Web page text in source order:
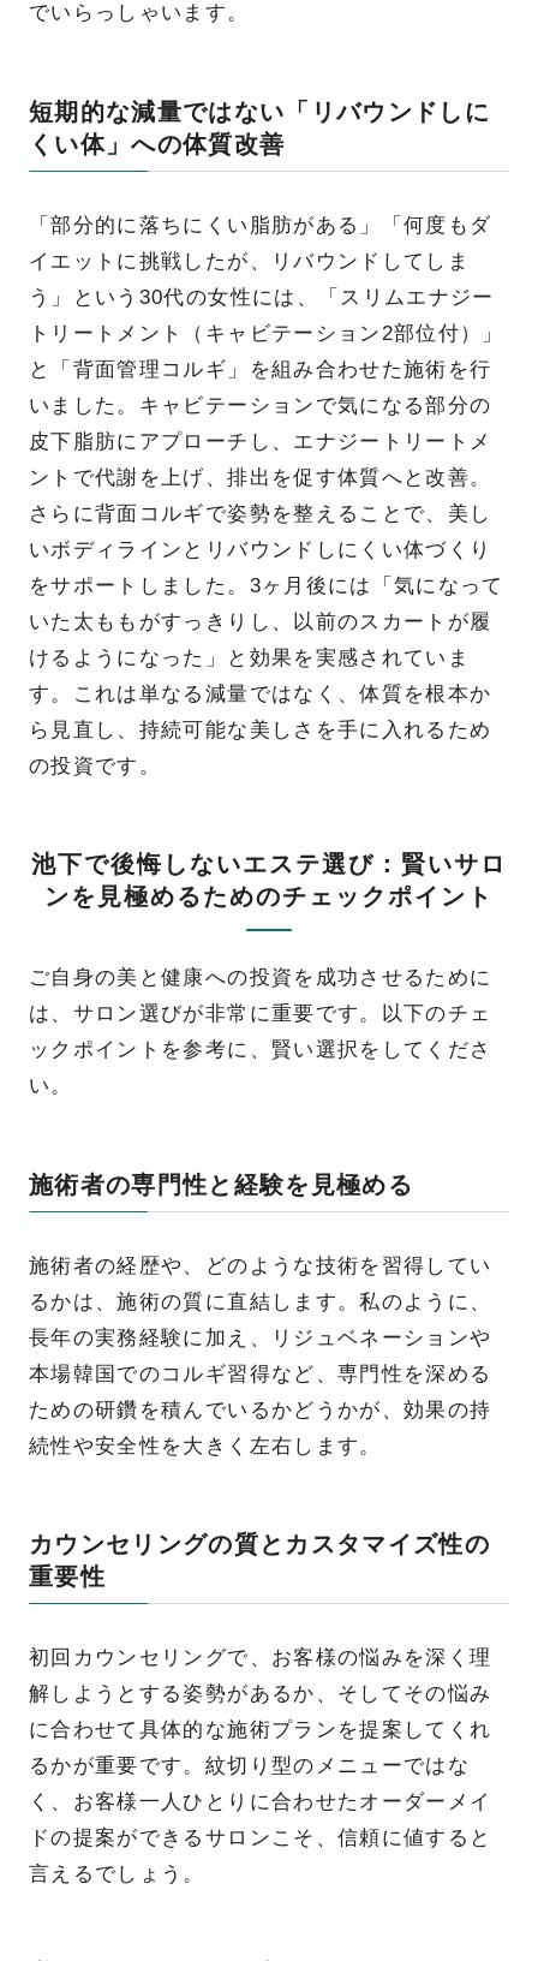
でいらっしゃいます。
短期的な減量ではない「リバウンドしに
くい体」への体質改善
「部分的に落ちにくい脂肪がある」「何度もダ
イエットに挑戦したが、リバウンドしてしま
う」という30代の女性には、「スリムエナジー
トリートメント（キャビテーション2部位付）」
と「背面管理コルギ」を組み合わせた施術を行
いました。キャビテーションで気になる部分の
皮下脂肪にアプローチし、エナジートリートメ
ントで代謝を上げ、排出を促す体質へと改善。
さらに背面コルギで姿勢を整えることで、美し
いボディラインとリバウンドしにくい体づくり
をサポートしました。3ヶ月後には「気になって
いた太ももがすっきりし、以前のスカートが履
けるようになった」と効果を実感されていま
す。これは単なる減量ではなく、体質を根本か
ら見直し、持続可能な美しさを手に入れるため
の投資です。
池下で後悔しないエステ選び：賢いサロ
ンを見極めるためのチェックポイント
ご自身の美と健康への投資を成功させるために
は、サロン選びが非常に重要です。以下のチェ
ックポイントを参考に、賢い選択をしてくださ
い。
施術者の専門性と経験を見極める
施術者の経歴や、どのような技術を習得してい
るかは、施術の質に直結します。私のように、
長年の実務経験に加え、リジュベネーションや
本場韓国でのコルギ習得など、専門性を深める
ための研鑽を積んでいるかどうかが、効果の持
続性や安全性を大きく左右します。
カウンセリングの質とカスタマイズ性の
重要性
初回カウンセリングで、お客様の悩みを深く理
解しようとする姿勢があるか、そしてその悩み
に合わせて具体的な施術プランを提案してくれ
るかが重要です。紋切り型のメニューではな
く、お客様一人ひとりに合わせたオーダーメイ
ドの提案ができるサロンこそ、信頼に値すると
言えるでしょう。